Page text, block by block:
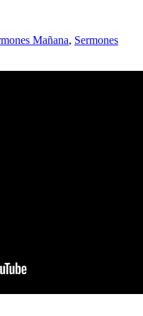
Mañana, Sermones